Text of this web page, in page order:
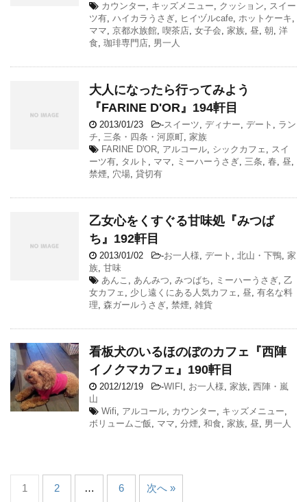
カウンター, キッズメニュー, クッション, スイー
ツ有, ハイカラうさぎ, ヒイヅルcafe, ホットケーキ,
ママ, 京都水族館, 喫茶店, 女子会, 家族, 昼, 朝, 洋
食, 珈琲専門店, 男一人
大人になったら行ってみよう
『FARINE D'OR』194軒目
2013/01/23 -スイーツ, ディナー, デート , ラン
チ, 三条・四条・河原町, 家族
FARINE D'OR, アルコール, シックカフェ , スイ
ーツ有, タルト , ママ, ミーハーうさぎ, 三条, 春, 昼,
禁煙, 穴場, 貸切有
乙女心をくすぐる甘味処『みつば
ち』192軒目
2013/01/02 -お一人様, デート , 北山・下鴨, 家
族, 甘味
あんこ , あんみつ, みつばち, ミーハーうさぎ, 乙
女カフェ , 少し遠くにある人気カフェ , 昼, 有名な料
理, 森ガールうさぎ, 禁煙, 雑貨
看板犬のいるほのぼのカフェ『西陣
イノクマカフェ』190軒目
2012/12/19 -WIFI , お一人様, 家族, 西陣・嵐
山
Wifi, アルコール, カウンター, キッズメニュー,
ボリュームご飯, ママ, 分煙, 和食, 家族, 昼, 男一人
1 2 … 6 次へ »